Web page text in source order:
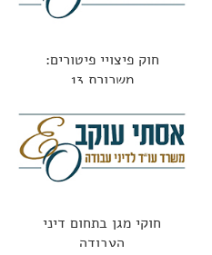
חוק פיצויי פיטורים:
משכורת 13
חוקי מגן בתחום דיני
העבודה